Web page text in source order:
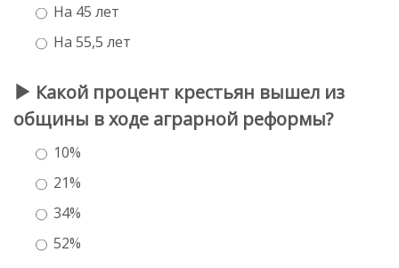
На 45 лет
На 55,5 лет
Какой процент крестьян вышел из
общины в ходе аграрной реформы?
10%
21%
34%
52%